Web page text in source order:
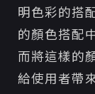
明色彩的搭
的顏色搭配
而將這樣的
給使用者帶